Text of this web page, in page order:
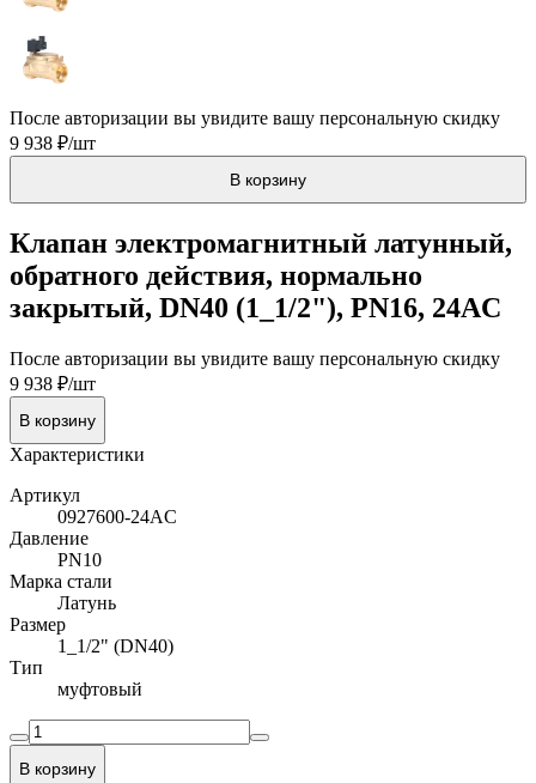
После авторизации вы увидите вашу персональную скидку
9 938 ₽/шт
В корзину
Клапан электромагнитный латунный,
обратного действия, нормально
закрытый, DN40 (1_1/2"), PN16, 24AC
После авторизации вы увидите вашу персональную скидку
9 938 ₽/шт
В корзину
Характеристики
Артикул
0927600-24AC
Давление
PN10
Марка стали
Латунь
Размер
1_1/2" (DN40)
Тип
муфтовый
В корзину